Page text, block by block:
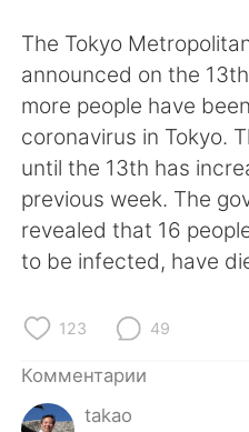
Deutsch 日本語
한국어 ไทย
Indonesia
Türkçe
The Tokyo
announced on the
more people have
coronavirus in Tokyo.
until the 13th has
previous week. The
revealed that 16
to be infected, have
123 49
Комментарии
takao